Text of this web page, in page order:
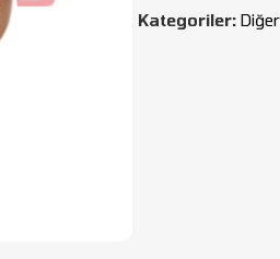
Kategoriler: